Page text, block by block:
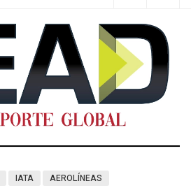
IATA
AEROLÍNEAS